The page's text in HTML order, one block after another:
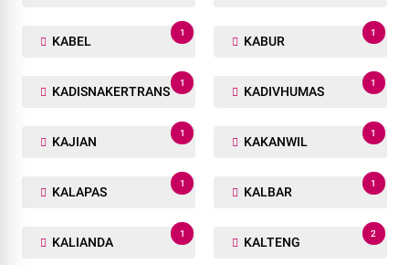
KABEL
1
KABUR
1
KADISNAKERTRANS
1
KADIVHUMAS
1
KAJIAN
1
KAKANWIL
1
KALAPAS
1
KALBAR
1
KALIANDA
1
KALTENG
2